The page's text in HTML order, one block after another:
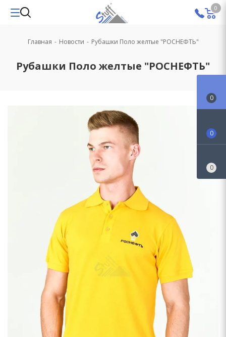
0
Рубашки Поло желтые "РОСНЕФТЬ"
Главная - Новости - Рубашки Поло желтые "РОСНЕФТЬ"
0
0
0